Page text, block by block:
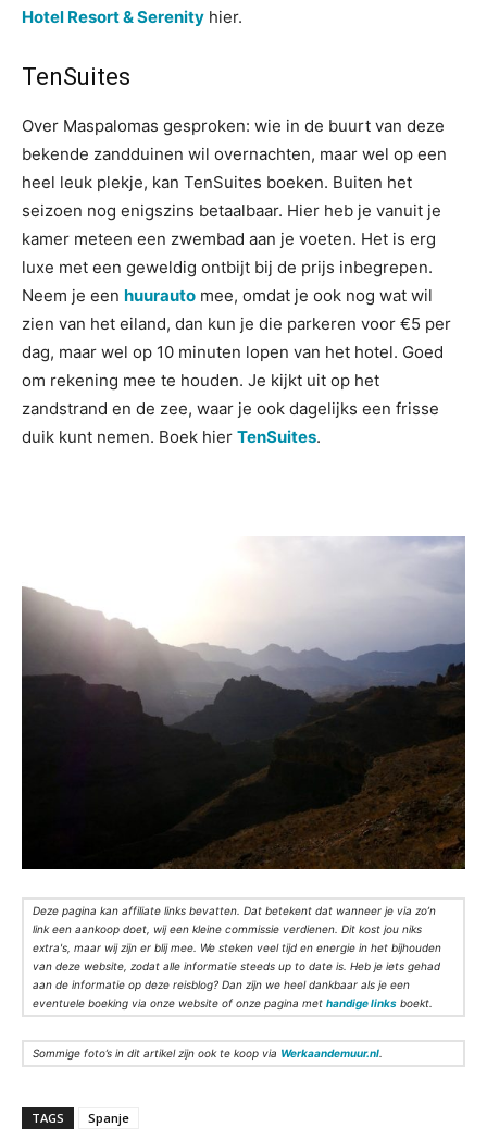
Hotel Resort & Serenity hier.
TenSuites
Over Maspalomas gesproken: wie in de buurt van deze
bekende zandduinen wil overnachten, maar wel op een
heel leuk plekje, kan TenSuites boeken. Buiten het
seizoen nog enigszins betaalbaar. Hier heb je vanuit je
kamer meteen een zwembad aan je voeten. Het is erg
luxe met een geweldig ontbijt bij de prijs inbegrepen.
Neem je een huurauto mee, omdat je ook nog wat wil
zien van het eiland, dan kun je die parkeren voor €5 per
dag, maar wel op 10 minuten lopen van het hotel. Goed
om rekening mee te houden. Je kijkt uit op het
zandstrand en de zee, waar je ook dagelijks een frisse
duik kunt nemen. Boek hier TenSuites.
Deze pagina kan affiliate links bevatten. Dat betekent dat wanneer je via zo’n
link een aankoop doet, wij een kleine commissie verdienen. Dit kost jou niks
extra's, maar wij zijn er blij mee. We steken veel tijd en energie in het bijhouden
van deze website, zodat alle informatie steeds up to date is. Heb je iets gehad
aan de informatie op deze reisblog? Dan zijn we heel dankbaar als je een
eventuele boeking via onze website of onze pagina met handige links boekt.
Sommige foto’s in dit artikel zijn ook te koop via Werkaandemuur.nl
TAGS Spanje